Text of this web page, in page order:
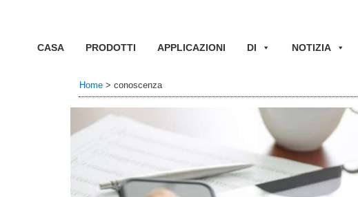
CASA PRODOTTI APPLICAZIONI DI NOTIZIA
Home >conoscenza